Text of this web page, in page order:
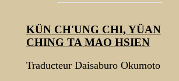
KÜN CH'UNG CHI, YÜAN
CHING TA MAO HSIEN
Traducteur Daisaburo Okumoto